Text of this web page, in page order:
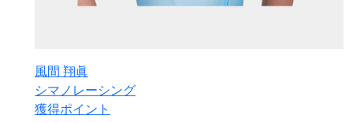
風間 翔眞
シマノレーシング
獲得ポイント